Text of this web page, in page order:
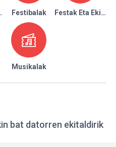
Festibalak Festak Eta
Musikalak
bat datorren ekitaldirik